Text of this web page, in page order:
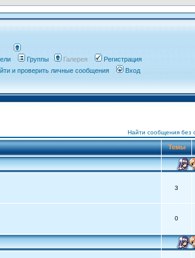
Группы Галерея
Регистрация
и проверить личные сообщения Вход
Найти сообщения без
Темы
3
0